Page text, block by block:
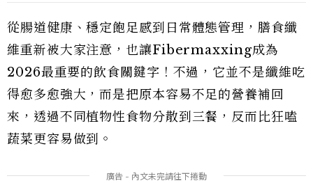
從腸道健康、穩定飽足感到日常體態管理，膳食纖
維重新被大家注意，也讓Fibermaxxing成為
2026最重要的飲食關鍵字！不過，它並不是纖維吃
得愈多愈強大，而是把原本容易不足的營養補回
來，透過不同植物性食物分散到三餐，反而比狂嗑
蔬菜更容易做到。